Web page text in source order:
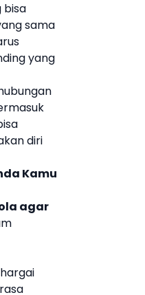
bisa
sama
yang
diri
Kamu
agar